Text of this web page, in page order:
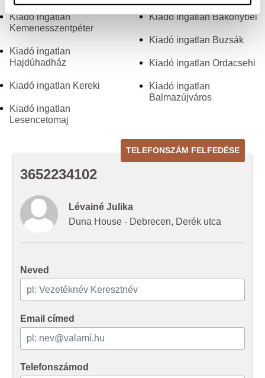
szabásához, közösségi funkciók biztosításához,
valamint weboldalforgalmunk elemzéséhez. Ezenkívül
közösségi média-, hirdető- és elemező partnereinkkel
megosztjuk az Ön weboldalhasználatra vonatkozó
adatait, akik kombinálhatják az adatokat más olyan
adatokkal, amelyeket Ön adott meg számukra vagy az
Ön által használt más szolgáltatásokból gyűjtöttek.
Kiadó ingatlan
Kemenesszentpéter
Kiadó ingatlan
Hajdúhadház
Kiadó ingatlan Kereki
Kiadó ingatlan
Lesencetomaj
Kiadó ingatlan Bakonybél
Kiadó ingatlan Buzsák
Kiadó ingatlan Ordacsehi
Kiadó ingatlan
Balmazújváros
3652234102
TELEFONSZÁM FELFEDÉSE
Lévainé Julika
Duna House - Debrecen, Derék utca
Neved
Email címed
Telefonszámod